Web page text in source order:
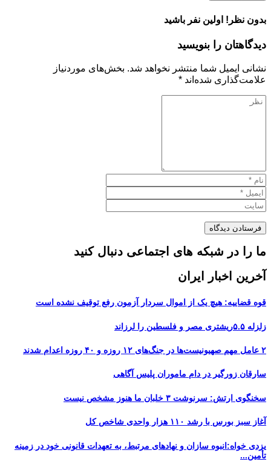
بدون نظر! اولین نفر باشید
دیدگاهتان را بنویسید
نشانی ایمیل شما منتشر نخواهد شد. بخش‌های موردنیاز
علامت‌گذاری شده‌اند *
ما را در شبکه های اجتماعی دنبال کنید
آخرین اخبار ایران
قوه قضاییه: هیچ یک از اموال سردار آزمون رفع توقیف نشده است
زلزله ۵.۵ریشتری مصر و فلسطین را لرزاند
۲ عامل مهم صهیونیست‌ها در جنگ‌های ۱۲ روزه و ۴۰ روزه اعدام شدند
سارقان زورگیر در دام ماموران پلیس آگاهی
سخنگوی ارتش: سرنوشت ۳ خلبان ما هنوز مشخص نیست
آغاز سبز بورس با رشد ۱۱۰ هزار واحدی شاخص کل
یزدی خواه:انبوه سازان و نهادهای مرتبط، به تعهدات قانونی خود در زمینه
تأمین...